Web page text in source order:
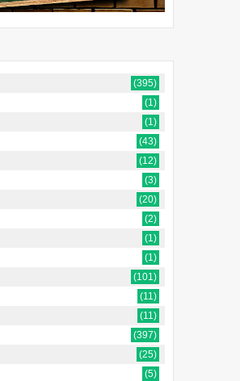
(395)
(1)
(1)
(43)
(12)
(3)
(20)
(2)
(1)
(1)
(101)
(11)
(11)
(397)
(25)
(5)